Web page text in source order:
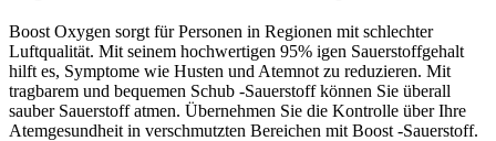
Boost Oxygen sorgt für Personen in Regionen mit schlechter
Luftqualität. Mit seinem hochwertigen 95% igen Sauerstoffgehalt
hilft es, Symptome wie Husten und Atemnot zu reduzieren. Mit
tragbarem und bequemen Schub -Sauerstoff können Sie überall
sauber Sauerstoff atmen. Übernehmen Sie die Kontrolle über Ihre
Atemgesundheit in verschmutzten Bereichen mit Boost -Sauerstoff.